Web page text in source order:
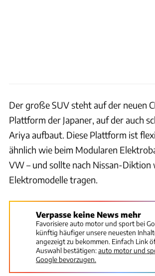
Der große SUV steht auf der neuen
Plattform der Japaner, auf der auch
Ariya aufbaut. Diese Plattform ist
ähnlich wie beim Modularen
VW – und sollte nach Nissan-Diktion
Elektromodelle tragen.
Verpasse keine News mehr
Favorisiere auto motor und sport bei
künftig häufiger unsere neuesten
angezeigt zu bekommen. Einfach Link
Auswahl bestätigen:auto motor und
Google bevorzugen.